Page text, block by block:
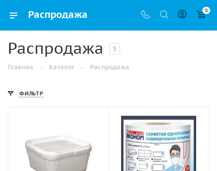
Распродажа 0
Распродажа 5
Главная — Каталог — Распродажа
ФИЛЬТР